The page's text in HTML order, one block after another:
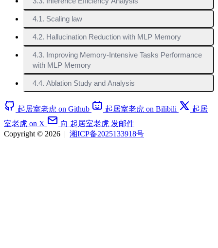
4.1. Scaling law
4.2. Hallucination Reduction with MLP Memory
4.3. Improving Memory-Intensive Tasks Performance
with MLP Memory
4.4. Ablation Study and Analysis
起居室老虎 on Github 起居室老虎 on Bilibili
起居
室老虎 on X
向 起居室老虎 发邮件
Copyright © 2026 | 湘ICP备2025133918号